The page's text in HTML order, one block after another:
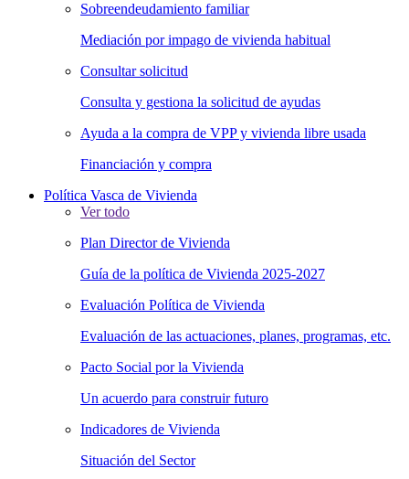
Sobreendeudamiento familiar
Mediación por impago de vivienda habitual
Consultar solicitud
Consulta y gestiona la solicitud de ayudas
Ayuda a la compra de VPP y vivienda libre usada
Financiación y compra
Política Vasca de Vivienda
Ver todo
Plan Director de Vivienda
Guía de la política de Vivienda 2025-2027
Evaluación Política de Vivienda
Evaluación de las actuaciones, planes, programas, etc.
Pacto Social por la Vivienda
Un acuerdo para construir futuro
Indicadores de Vivienda
Situación del Sector